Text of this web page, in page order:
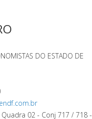
DO ESTADO DE
Quadra 02 - Conj 717 / 718 -